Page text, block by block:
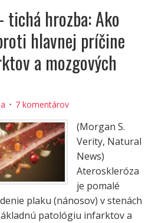
hrozba: Ako
hlavnej príčine
a mozgových
7 komentárov
(Morgan S.
Verity, Natural
News)
Ateroskleróza
je pomalé
plaku (nánosov) v stenách
patológiu infarktov a